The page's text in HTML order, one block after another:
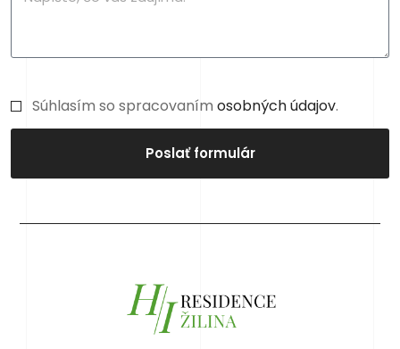
Súhlasím so spracovanímosobných údajov.
Poslať formulár